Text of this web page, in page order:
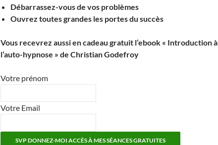
Débarrassez-vous de vos problèmes
Ouvrez toutes grandes les portes du succès
Vous recevrez aussi en cadeau gratuit l’ebook « Introduction à
l’auto-hypnose » de Christian Godefroy
Votre prénom
Votre Email